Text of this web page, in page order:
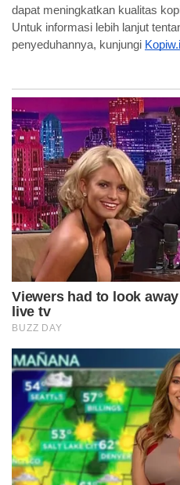
dapat meningkatkan kualitas
Untuk informasi lebih lanjut
penyeduhannya, kunjungi